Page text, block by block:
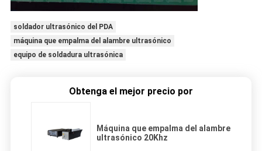
soldador ultrasónico del PDA
máquina que empalma del alambre ultrasónico
equipo de soldadura ultrasónica
Obtenga el mejor precio por
Máquina que empalma del alambre
ultrasónico 20Khz